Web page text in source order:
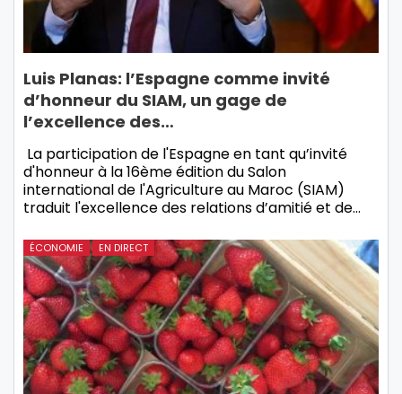
Luis Planas: l’Espagne comme invité
d’honneur du SIAM, un gage de
l’excellence des…
La participation de l'Espagne en tant qu’invité
d'honneur à la 16ème édition du Salon
international de l'Agriculture au Maroc (SIAM)
traduit l'excellence des relations d’amitié et de…
ÉCONOMIE EN DIRECT